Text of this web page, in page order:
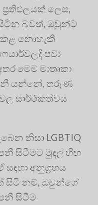
ප්‍රතිඵලයක් ලෙස,
සිටින බවත්, ඔවුන්ට
කළ නොහැකි
පවා
මෙම මාතෘකා
යන්නේ, තරුණ
සාර්ථකත්වය
නිසා LGBTIQ
සිටීමට මුදල් හිඟ
අනුග්‍රහය
සිටී නම්, ඔවුන්ගේ
සිටීම